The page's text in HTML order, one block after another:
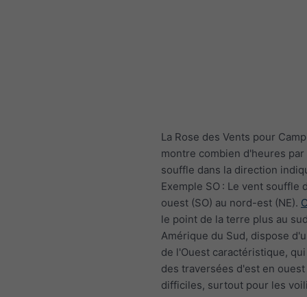
La Rose des Vents pour
montre combien d'heures par
souffle dans la direction
Exemple SO : Le vent souffle
ouest (SO) au nord-est (NE).
le point de la terre plus au
Amérique du Sud, dispose
de l'Ouest caractéristique,
des traversées d'est en
difficiles, surtout pour les